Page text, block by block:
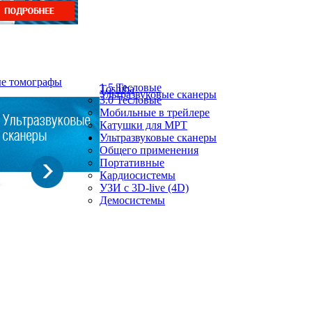
томографы
Ультразвуковые сканеры
Toshiba
1.5 Тесловые
3.0 Тесловые
Мобильные в трейлере
Катушки для МРТ
Ультразвуковые сканеры
Общего применения
Портативные
Кардиосистемы
УЗИ с 3D-live (4D)
Демосистемы